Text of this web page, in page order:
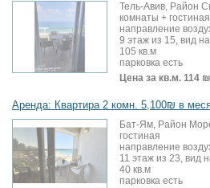
Тель-Авив, Район
комнаты + гостиная
направление
9 этаж из 15, вид
105 кв.м
парковка есть
Цена за кв.м. 114 ₪
Аренда: Квартира 2 комн. 5,100₪ в
Бат-Ям, Район
гостиная
направление
11 этаж из 23, вид
40 кв.м
парковка есть